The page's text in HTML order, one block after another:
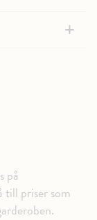
+
på
till priser som